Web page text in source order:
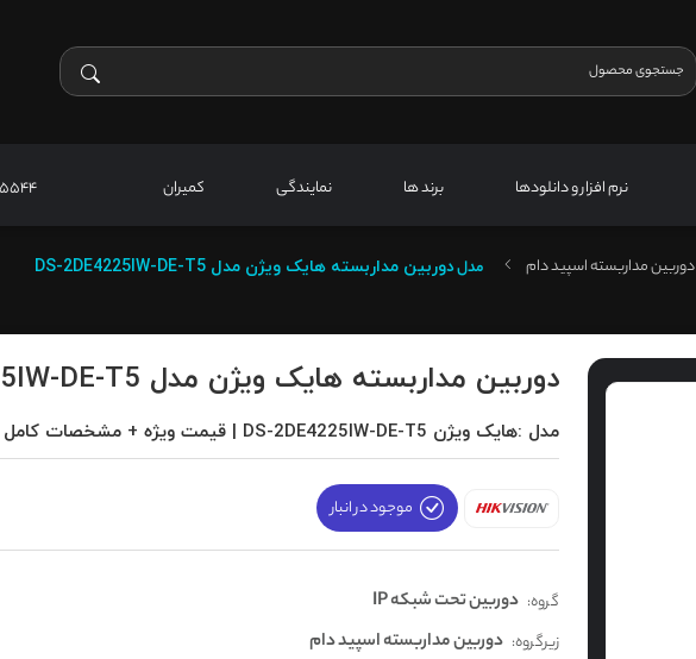
نرم افزار و دانلودها برند ها نمایندگی کمیران
دوربین مداربسته اسپید دام مدلدوربین مداربسته هایک ویژن مدل DS-2DE4225IW-DE-T5
دوربین مداربسته هایک ویژن مدل DS-2DE4225IW-DE-T5
مدل :هایک ویژن DS-2DE4225IW-DE-T5 | قیمت ویژه + مشخصات کامل
موجود در انبار
گروه: دوربین تحت شبکه IP
زیرگروه: دوربین مداربسته اسپید دام